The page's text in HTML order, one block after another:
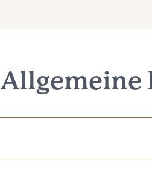
Allgemeine